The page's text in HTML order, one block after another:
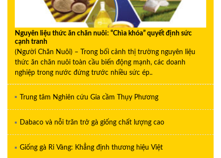
Nguyên liệu thức ăn chăn nuôi: “Chìa khóa” quyết định sức
cạnh tranh
(Người Chăn Nuôi) – Trong bối cảnh thị trường nguyên liệu
thức ăn chăn nuôi toàn cầu biến động mạnh, các doanh
nghiệp trong nước đứng trước nhiều sức ép..
Trung tâm Nghiên cứu Gia cầm Thụy Phương
Dabaco và nỗi trăn trở gà giống chất lượng cao
Giống gà Ri Vàng: Khẳng định thương hiệu Việt